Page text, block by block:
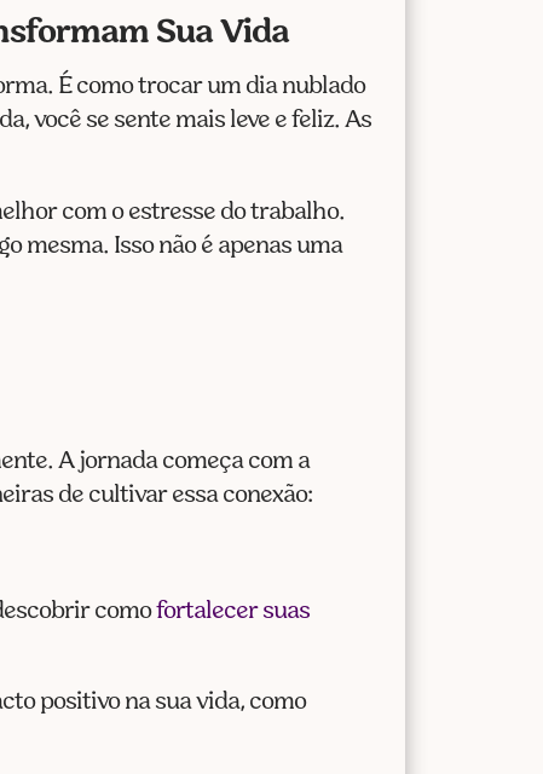
Sua Vida
É como trocar um dia nublado
você se sente mais leve e feliz. As
com o estresse do trabalho.
mesma. Isso não é apenas uma
A jornada começa com a
de cultivar essa conexão:
comofortalecer suas
positivo na sua vida, como